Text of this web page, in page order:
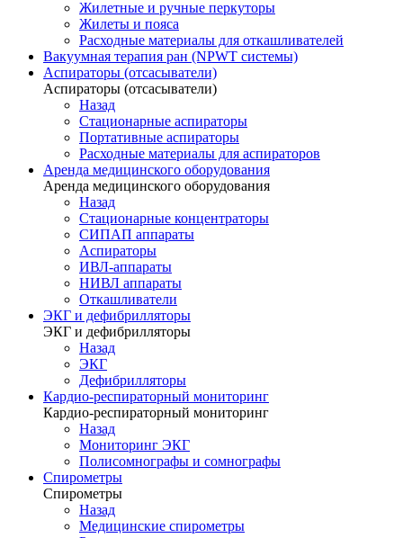
Жилетные и ручные перкуторы
Жилеты и пояса
Расходные материалы для откашливателей
Вакуумная терапия ран (NPWT системы)
Аспираторы (отсасыватели)
Аспираторы (отсасыватели)
Назад
Стационарные аспираторы
Портативные аспираторы
Расходные материалы для аспираторов
Аренда медицинского оборудования
Аренда медицинского оборудования
Назад
Стационарные концентраторы
СИПАП аппараты
Аспираторы
ИВЛ-аппараты
НИВЛ аппараты
Откашливатели
ЭКГ и дефибрилляторы
ЭКГ и дефибрилляторы
Назад
ЭКГ
Дефибрилляторы
Кардио-респираторный мониторинг
Кардио-респираторный мониторинг
Назад
Мониторинг ЭКГ
Полисомнографы и сомнографы
Спирометры
Спирометры
Назад
Медицинские спирометры